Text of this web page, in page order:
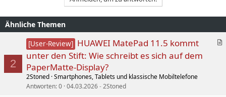
Ähnliche Themen
2
A
[User-Review] HUAWEI MatePad 11.5 kommt
unter den Stift: Wie schreibt es sich auf dem
PaperMatte-Display?
2Stoned Smartphones, Tablets und klassische Mobiltelefone
Antworten 0 04.03.2026 2Stoned